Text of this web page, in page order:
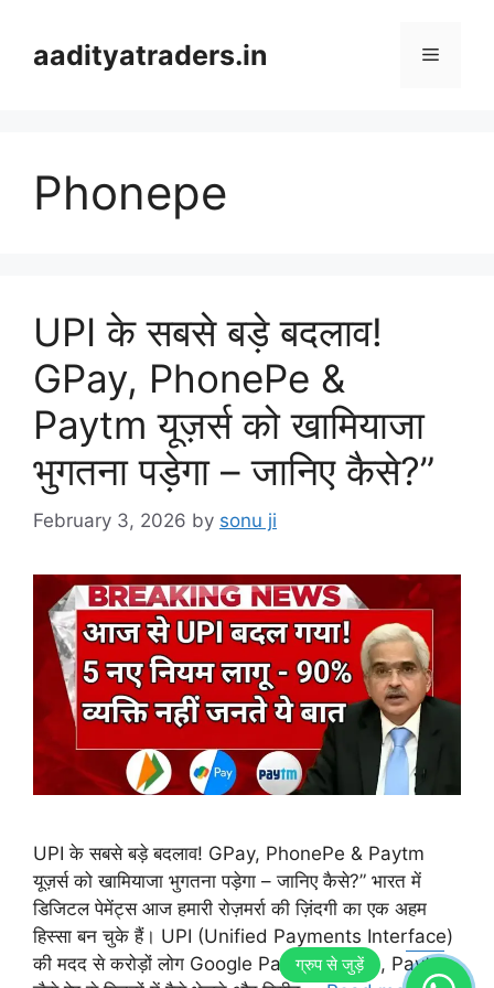
contentaadityatraders.in Menu
Phonepe
UPI के सबसे बड़े बदलाव!
GPay, PhonePe &
Paytm यूज़र्स को खामियाजा
भुगतना पड़ेगा – जानिए कैसे?”
February 3, 2026 by sonu ji
UPI के सबसे बड़े बदलाव! GPay, PhonePe & Paytm
यूज़र्स को खामियाजा भुगतना पड़ेगा – जानिए कैसे?” भारत में
डिजिटल पेमेंट्स आज हमारी रोज़मर्रा की ज़िंदगी का एक अहम
हिस्सा बन चुके हैं। UPI (Unified Payments Interface)
की मदद से करोड़ों लोग Google Pay, PhonePe, Paytm